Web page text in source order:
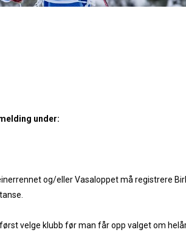
under:
og/eller Vasaloppet må registrere
velge klubb før man får opp valget om